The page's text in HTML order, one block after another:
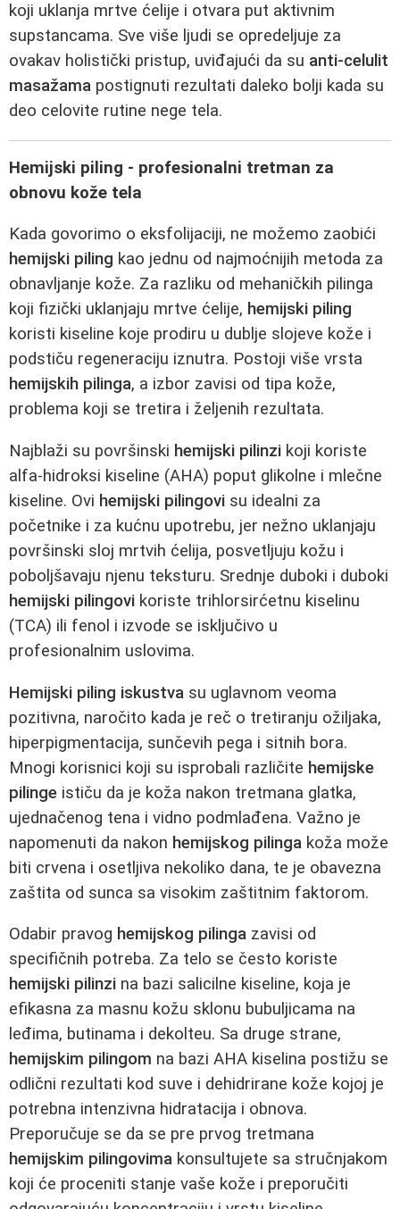
koji uklanja mrtve ćelije i otvara put aktivnim
supstancama. Sve više ljudi se opredeljuje za
ovakav holistički pristup, uviđajući da su anti-celulit
masažama postignuti rezultati daleko bolji kada su
deo celovite rutine nege tela.
Hemijski piling - profesionalni tretman za
obnovu kože tela
Kada govorimo o eksfolijaciji, ne možemo zaobići
hemijski piling kao jednu od najmoćnijih metoda za
obnavljanje kože. Za razliku od mehaničkih pilinga
koji fizički uklanjaju mrtve ćelije, hemijski piling
koristi kiseline koje prodiru u dublje slojeve kože i
podstiču regeneraciju iznutra. Postoji više vrsta
hemijskih pilinga, a izbor zavisi od tipa kože,
problema koji se tretira i željenih rezultata.
Najblaži su površinski hemijski pilinzi koji koriste
alfa-hidroksi kiseline (AHA) poput glikolne i mlečne
kiseline. Ovi hemijski pilingovi su idealni za
početnike i za kućnu upotrebu, jer nežno uklanjaju
površinski sloj mrtvih ćelija, posvetljuju kožu i
poboljšavaju njenu teksturu. Srednje duboki i duboki
hemijski pilingovi koriste trihlorsirćetnu kiselinu
(TCA) ili fenol i izvode se isključivo u
profesionalnim uslovima.
Hemijski piling iskustva su uglavnom veoma
pozitivna, naročito kada je reč o tretiranju ožiljaka,
hiperpigmentacija, sunčevih pega i sitnih bora.
Mnogi korisnici koji su isprobali različite hemijske
pilinge ističu da je koža nakon tretmana glatka,
ujednačenog tena i vidno podmlađena. Važno je
napomenuti da nakon hemijskog pilinga koža može
biti crvena i osetljiva nekoliko dana, te je obavezna
zaštita od sunca sa visokim zaštitnim faktorom.
Odabir pravog hemijskog pilinga zavisi od
specifičnih potreba. Za telo se često koriste
hemijski pilinzi na bazi salicilne kiseline, koja je
efikasna za masnu kožu sklonu bubuljicama na
leđima, butinama i dekolteu. Sa druge strane,
hemijskim pilingom na bazi AHA kiselina postižu se
odlični rezultati kod suve i dehidrirane kože kojoj je
potrebna intenzivna hidratacija i obnova.
Preporučuje se da se pre prvog tretmana
hemijskim pilingovima konsultujete sa stručnjakom
koji će proceniti stanje vaše kože i preporučiti